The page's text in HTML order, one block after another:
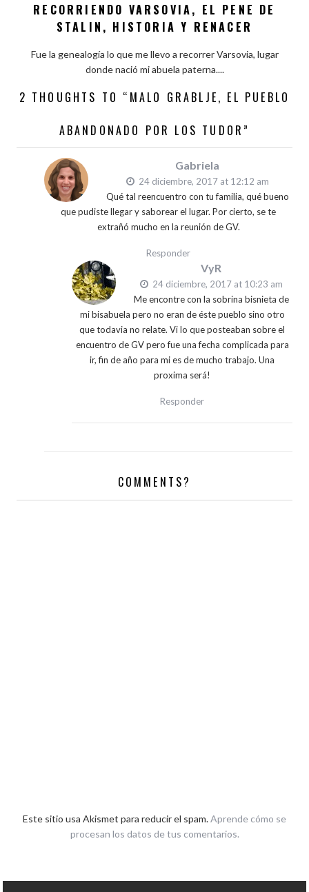
RECORRIENDO VARSOVIA, EL PENE DE
STALIN, HISTORIA Y RENACER
Fue la genealogía lo que me llevo a recorrer Varsovia, lugar
donde nació mi abuela paterna....
2 THOUGHTS TO “MALO GRABLJE, EL PUEBLO
ABANDONADO POR LOS TUDOR”
Gabriela
24 diciembre, 2017 at 12:12 am
Qué tal reencuentro con tu familia, qué bueno
que pudiste llegar y saborear el lugar. Por cierto, se te
extrañó mucho en la reunión de GV.
Responder
VyR
24 diciembre, 2017 at 10:23 am
Me encontre con la sobrina bisnieta de
mi bisabuela pero no eran de éste pueblo sino otro
que todavia no relate. Vi lo que posteaban sobre el
encuentro de GV pero fue una fecha complicada para
ir, fin de año para mi es de mucho trabajo. Una
proxima será!
Responder
COMMENTS?
Este sitio usa Akismet para reducir el spam.Aprende cómo se
procesan los datos de tus comentarios.